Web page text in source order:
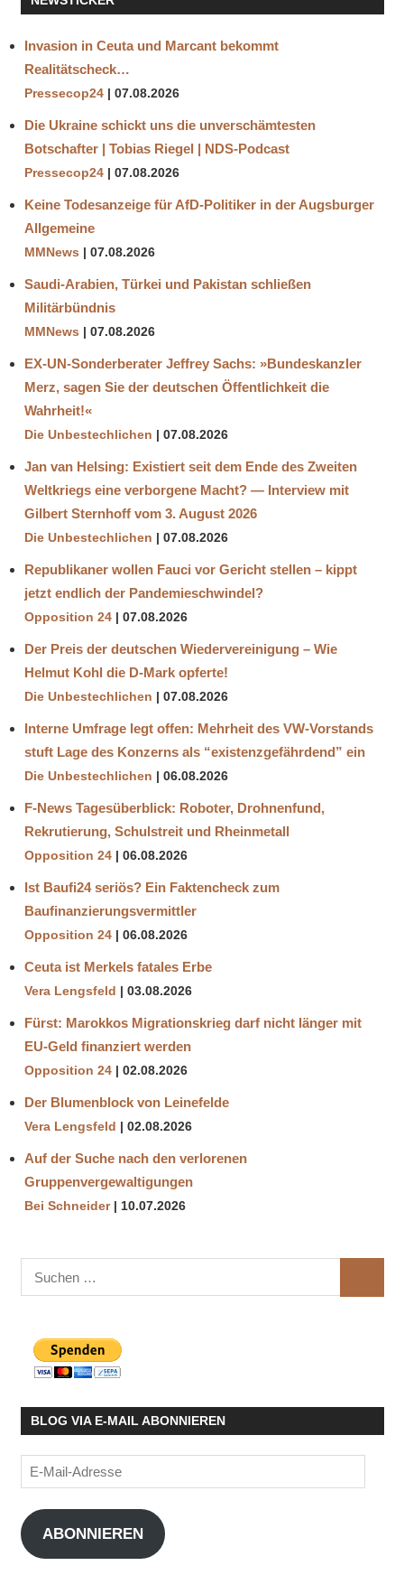
Invasion in Ceuta und Marcant bekommt
Realitätscheck…
Pressecop24 07.08.2026
Die Ukraine schickt uns die unverschämtesten
Botschafter | Tobias Riegel | NDS-Podcast
Pressecop24 07.08.2026
Keine Todesanzeige für AfD-Politiker in der Augsburger
Allgemeine
MMNews 07.08.2026
Saudi-Arabien, Türkei und Pakistan schließen
Militärbündnis
MMNews 07.08.2026
EX-UN-Sonderberater Jeffrey Sachs: »Bundeskanzler
Merz, sagen Sie der deutschen Öffentlichkeit die
Wahrheit!«
Die Unbestechlichen 07.08.2026
Jan van Helsing: Existiert seit dem Ende des Zweiten
Weltkriegs eine verborgene Macht? — Interview mit
Gilbert Sternhoff vom 3. August 2026
Die Unbestechlichen 07.08.2026
Republikaner wollen Fauci vor Gericht stellen – kippt
jetzt endlich der Pandemieschwindel?
Opposition 24 07.08.2026
Der Preis der deutschen Wiedervereinigung – Wie
Helmut Kohl die D‑Mark opferte!
Die Unbestechlichen 07.08.2026
Interne Umfrage legt offen: Mehrheit des VW-Vorstands
stuft Lage des Konzerns als “existenzgefährdend” ein
Die Unbestechlichen 06.08.2026
F-News Tagesüberblick: Roboter, Drohnenfund,
Rekrutierung, Schulstreit und Rheinmetall
Opposition 24 06.08.2026
Ist Baufi24 seriös? Ein Faktencheck zum
Baufinanzierungsvermittler
Opposition 24 06.08.2026
Ceuta ist Merkels fatales Erbe
Vera Lengsfeld 03.08.2026
Fürst: Marokkos Migrationskrieg darf nicht länger mit
EU-Geld finanziert werden
Opposition 24 02.08.2026
Der Blumenblock von Leinefelde
Vera Lengsfeld 02.08.2026
Auf der Suche nach den verlorenen
Gruppenvergewaltigungen
Bei Schneider 10.07.2026
Suchen
nach:
BLOG VIA E-MAIL ABONNIEREN
E-
Mail-
Adresse
ABONNIEREN